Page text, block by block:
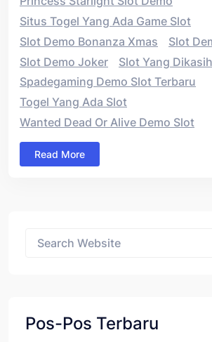
Situs Togel Yang Ada Game Slot
Slot Demo Bonanza Xmas
Slot
Slot Demo Joker
Slot Yang
Spadegaming Demo Slot Terbaru
Togel Yang Ada Slot
Wanted Dead Or Alive Demo Slot
Read More
Pos-Pos Terbaru